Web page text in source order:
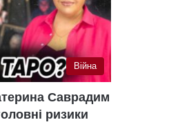
Війна
Саврадим
ризики